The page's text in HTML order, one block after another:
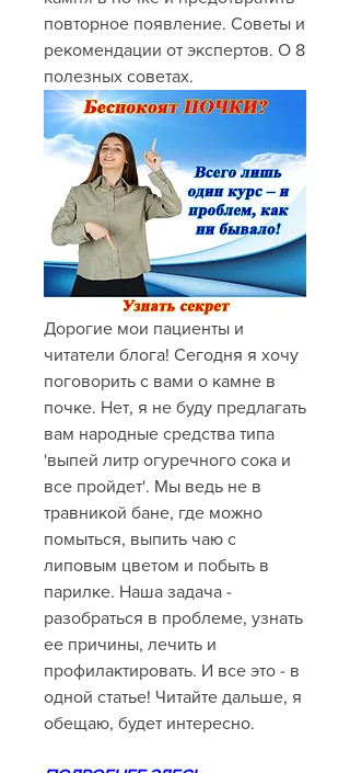
повторное появление. Советы и
рекомендации от экспертов. О 8
полезных советах.
Дорогие мои пациенты и
читатели блога! Сегодня я хочу
поговорить с вами о камне в
почке. Нет, я не буду предлагать
вам народные средства типа
'выпей литр огуречного сока и
все пройдет'. Мы ведь не в
травникой бане, где можно
помыться, выпить чаю с
липовым цветом и побыть в
парилке. Наша задача -
разобраться в проблеме, узнать
ее причины, лечить и
профилактировать. И все это - в
одной статье! Читайте дальше, я
обещаю, будет интересно.